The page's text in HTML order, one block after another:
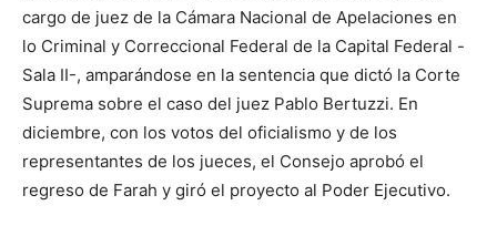
cargo de juez de la Cámara Nacional de Apelaciones en
lo Criminal y Correccional Federal de la Capital Federal -
Sala II-, amparándose en la sentencia que dictó la Corte
Suprema sobre el caso del juez Pablo Bertuzzi. En
diciembre, con los votos del oficialismo y de los
representantes de los jueces, el Consejo aprobó el
regreso de Farah y giró el proyecto al Poder Ejecutivo.